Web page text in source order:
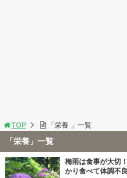
TOP 「栄養 」一覧
「栄養」一覧
梅雨は食事が大切
かり食べて体調不